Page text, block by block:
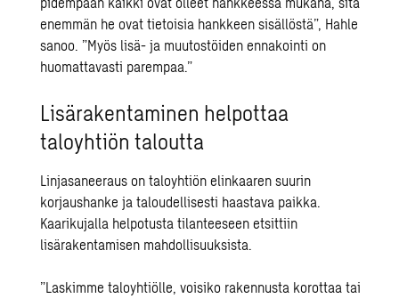
enemmän he ovat tietoisia hankkeen sisällöstä”, Hahle
sanoo. ”Myös lisä- ja muutostöiden ennakointi on
huomattavasti parempaa.”
Lisärakentaminen helpottaa
taloyhtiön taloutta
Linjasaneeraus on taloyhtiön elinkaaren suurin
korjaushanke ja taloudellisesti haastava paikka.
Kaarikujalla helpotusta tilanteeseen etsittiin
lisärakentamisen mahdollisuuksista.
”Laskimme taloyhtiölle, voisiko rakennusta korottaa tai